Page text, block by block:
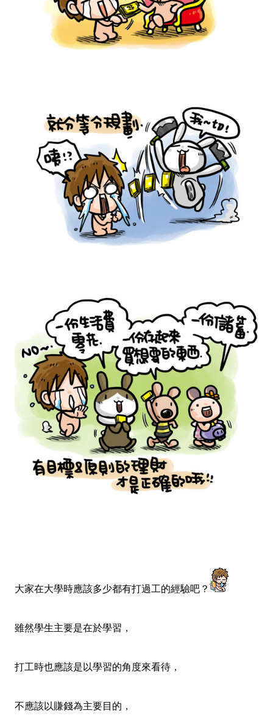
大家在大學時應該多少都有打過工的經驗吧？
雖然學生主要是在於學習，
打工時也應該是以學習的角度來看待，
不應該以賺錢為主要目的，